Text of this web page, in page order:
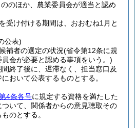
のほか、農業委員会が適当と認め
受け付ける期間は、おおむね1月と
公表)
補者の選定の状況(省令第12条に規
会が必要と認める事項をいう。)
終了後に、遅滞なく、担当窓口及
おいて公表するものとする。
4条各号に規定する資格を満たした
いて、関係者からの意見聴取その
のとする。